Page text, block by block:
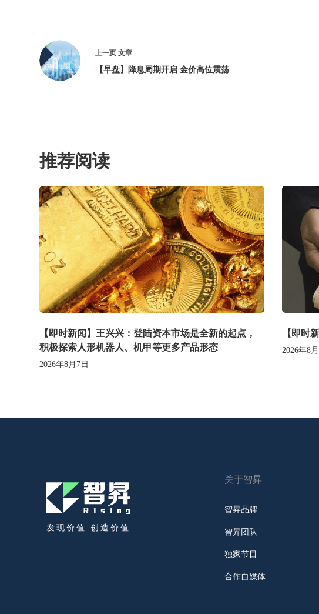
上一页文章
【早盘】降息周期开启 金价高位震荡
推荐阅读
【即时新闻】王兴兴：登陆资本市场是全新的起点，
积极探索人形机器人、机甲等更多产品形态
2026年8月7日
【即时
2026年8
发现价值 创造价值
关于智昇
智昇品牌
智昇团队
独家节目
合作自媒体